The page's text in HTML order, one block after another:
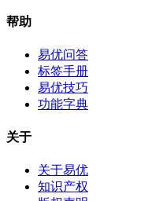
帮助
易优问答
标签手册
易优技巧
功能字典
关于
关于易优
知识产权